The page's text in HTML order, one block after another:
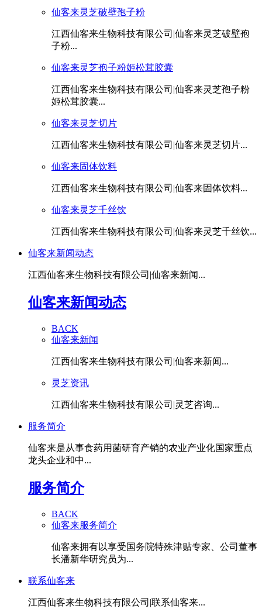
仙客来灵芝破壁孢子粉
江西仙客来生物科技有限公司|仙客来灵芝破壁孢
子粉...
仙客来灵芝孢子粉姬松茸胶囊
江西仙客来生物科技有限公司|仙客来灵芝孢子粉
姬松茸胶囊...
仙客来灵芝切片
江西仙客来生物科技有限公司|仙客来灵芝切片...
仙客来固体饮料
江西仙客来生物科技有限公司|仙客来固体饮料...
仙客来灵芝千丝饮
江西仙客来生物科技有限公司|仙客来灵芝千丝饮...
仙客来新闻动态
江西仙客来生物科技有限公司|仙客来新闻...
仙客来新闻动态
BACK
仙客来新闻
江西仙客来生物科技有限公司|仙客来新闻...
灵芝资讯
江西仙客来生物科技有限公司|灵芝咨询...
服务简介
仙客来是从事食药用菌研育产销的农业产业化国家重点
龙头企业和中...
服务简介
BACK
仙客来服务简介
仙客来拥有以享受国务院特殊津贴专家、公司董事
长潘新华研究员为...
联系仙客来
江西仙客来生物科技有限公司|联系仙客来...